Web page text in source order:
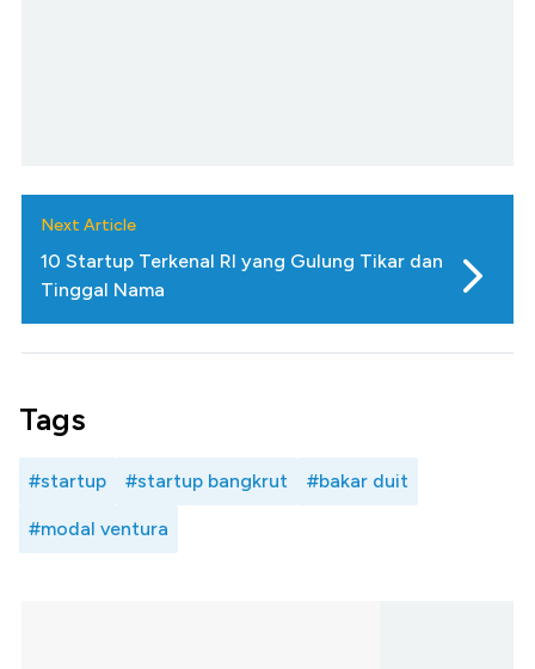
Next Article
10 Startup Terkenal RI yang Gulung Tikar dan
Tinggal Nama
Tags
#startup #startup bangkrut #bakar duit
#modal ventura